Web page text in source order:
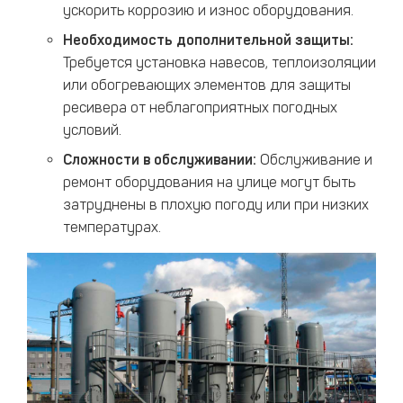
ускорить коррозию и износ оборудования.​
Необходимость дополнительной защиты:
Требуется установка навесов, теплоизоляции
или обогревающих элементов для защиты
ресивера от неблагоприятных погодных
условий.​
Сложности в обслуживании: Обслуживание и
ремонт оборудования на улице могут быть
затруднены в плохую погоду или при низких
температурах.​